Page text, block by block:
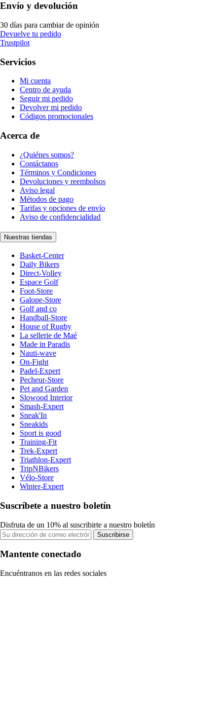
Envío y devolución
30 días para cambiar de opinión
Devuelve tu pedido
Trustpilot
Servicios
Mi cuenta
Centro de ayuda
Seguir mi pedido
Devolver mi pedido
Códigos promocionales
Acerca de
¿Quiénes somos?
Contáctanos
Términos y Condiciones
Devoluciones y reembolsos
Aviso legal
Métodos de pago
Tarifas y opciones de envío
Aviso de confidencialidad
Nuestras tiendas
Basket-Center
Daily Bikers
Direct-Volley
Espace Golf
Foot-Store
Galope-Store
Golf and co
Handball-Store
House of Rugby
La sellerie de Maé
Made in Paradis
Nauti-wave
On-Fight
Padel-Expert
Pecheur-Store
Pet and Garden
Slowood Interior
Smash-Expert
Sneak'In
Sneakids
Sport is good
Training-Fit
Trek-Expert
Triathlon-Expert
TripNBikers
Vélo-Store
Winter-Expert
Suscríbete a nuestro boletín
Disfruta de un 10% al suscribirte a nuestro boletín
Suscribirse
Mantente conectado
Encuéntranos en las redes sociales